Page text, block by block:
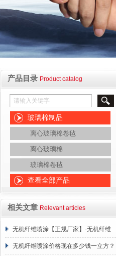
产品目录 Product catalog
玻璃棉制品
离心玻璃棉卷毡
离心玻璃棉
玻璃棉卷毡
查看全部产品
相关文章 Relevant articles
无机纤维喷涂【正规厂家】-无机纤维
喷涂价格明细
无机纤维喷涂价格现在多少钱一立方？